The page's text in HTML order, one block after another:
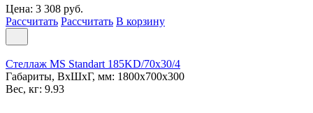
Цена: 3 308 руб.
Рассчитать Рассчитать В корзину
Стеллаж MS Standart 185KD/70x30/4
Габариты, ВxШxГ, мм: 1800x700x300
Вес, кг: 9.93